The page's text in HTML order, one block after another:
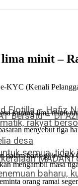
rakyat
Flotilla – Hafiz
Bersatu – Dr
MADANI
baharu,
semua,
desa
lima minit –
(Kenali
kurang lima minit
menyebut tiga
dalam baris gilir e-
mengambil masa
orang ramai